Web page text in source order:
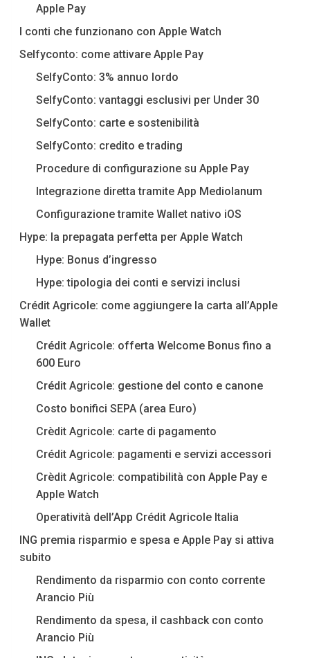
Apple Pay
I conti che funzionano con Apple Watch
Selfyconto: come attivare Apple Pay
SelfyConto: 3% annuo lordo
SelfyConto: vantaggi esclusivi per Under 30
SelfyConto: carte e sostenibilità
SelfyConto: credito e trading
Procedure di configurazione su Apple Pay
Integrazione diretta tramite App Mediolanum
Configurazione tramite Wallet nativo iOS
Hype: la prepagata perfetta per Apple Watch
Hype: Bonus d’ingresso
Hype: tipologia dei conti e servizi inclusi
Crédit Agricole: come aggiungere la carta all’Apple
Wallet
Crédit Agricole: offerta Welcome Bonus fino a
600 Euro
Crédit Agricole: gestione del conto e canone
Costo bonifici SEPA (area Euro)
Crèdit Agricole: carte di pagamento
Crédit Agricole: pagamenti e servizi accessori
Crèdit Agricole: compatibilità con Apple Pay e
Apple Watch
Operatività dell’App Crédit Agricole Italia
ING premia risparmio e spesa e Apple Pay si attiva
subito
Rendimento da risparmio con conto corrente
Arancio Più
Rendimento da spesa, il cashback con conto
Arancio Più